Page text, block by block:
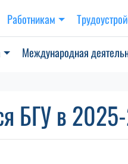
Работникам
Международная
БГУ в